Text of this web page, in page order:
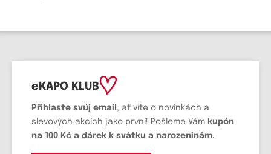
eKAPO KLUB
Přihlaste svůj email , ať víte o novinkách a
slevových akcích jako první! Pošleme Vám kupón
na 100 Kč a dárek k svátku a narozeninám.